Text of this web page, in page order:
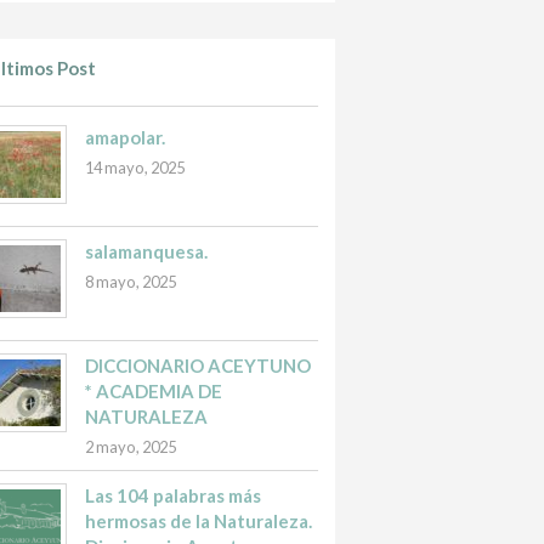
Post
amapolar.
14 mayo, 2025
salamanquesa.
8 mayo, 2025
DICCIONARIO ACEYTUNO
* ACADEMIA DE
NATURALEZA
2 mayo, 2025
Las 104 palabras más
hermosas de la Naturaleza.